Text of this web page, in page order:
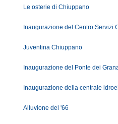
Le osterie di Chiuppano
Inaugurazione del Centro Servizi
Juventina Chiuppano
Inaugurazione del Ponte dei
Inaugurazione della centrale
Alluvione del '66